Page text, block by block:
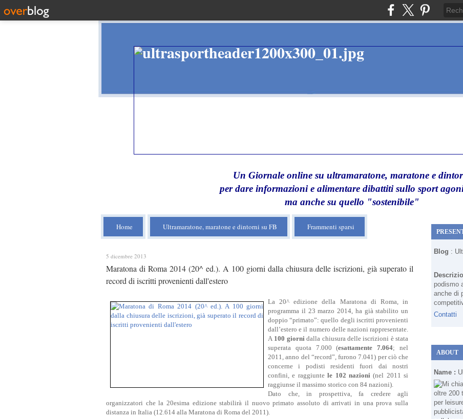
Un Giornale online su ultramaratone, maratone e
per dare informazioni e alimentare dibattiti sullo sport
ma anche su quello "sostenibile"
Home Ultramaratone, maratone e dintorni su FB Frammenti sparsi
5 dicembre 2013
Maratona di Roma 2014 (20^ ed.). A 100 giorni dalla chiusura delle iscrizioni, già superato il
record di iscritti provenienti dall'estero
La 20^ edizione della Maratona di Roma, in
programma il 23 marzo 2014, ha già stabilito un
doppio “primato”: quello degli iscritti provenienti
dall’estero e il numero delle nazioni rappresentate.
A 100 giornidalla chiusura delle iscrizioni è stata
superata quota 7.000 (esattamente 7.064; nel
2011, anno del “record”, furono 7.041) per ciò che
concerne i podisti residenti fuori dai nostri
confini, e raggiuntele 102 nazioni(nel 2011 si
raggiunse il massimo storico con 84 nazioni).
Dato che, in prospettiva, fa credere agli
organizzatori che la 20esima edizione stabilirà il nuovo primato assoluto di arrivati in una prova sulla
distanza in Italia (12.614 alla Maratona di Roma del 2011).
Blog :
podismo
anche di
Contatti
ABOUT
Name :